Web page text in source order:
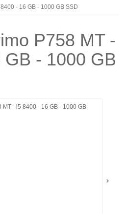
- 16 GB - 1000 GB SSD
P758 MT -
- 1000 GB